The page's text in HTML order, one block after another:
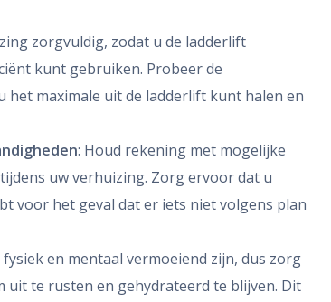
zorgvuldig, zodat u de ladderlift
kunt gebruiken. Probeer de
maximale uit de ladderlift kunt halen en
: Houd rekening met mogelijke
uw verhuizing. Zorg ervoor dat u
voor het geval dat er iets niet volgens plan
en mentaal vermoeiend zijn, dus zorg
te rusten en gehydrateerd te blijven. Dit